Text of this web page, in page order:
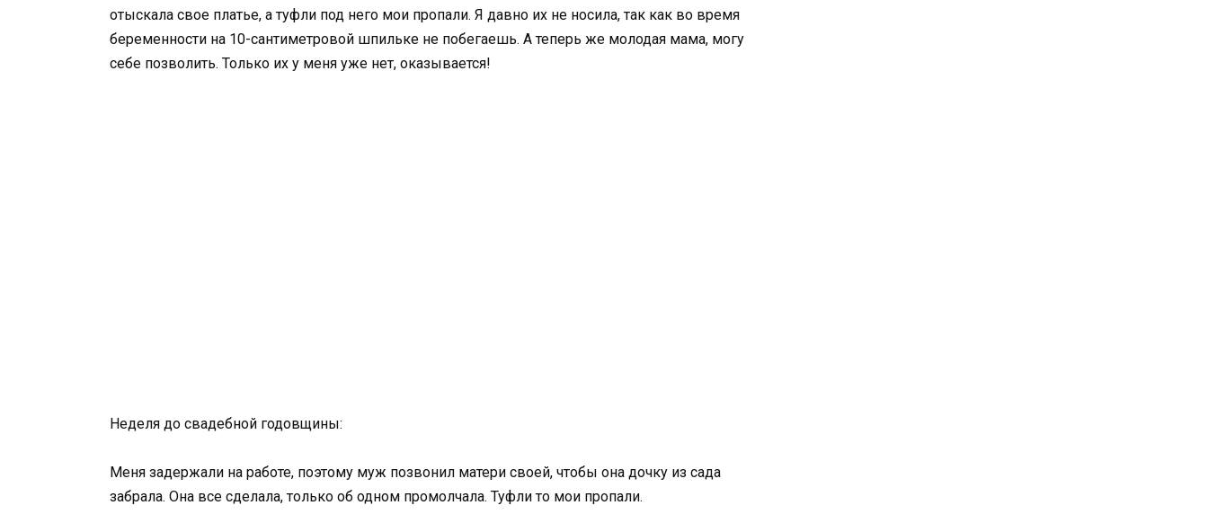
отыскала свое платье, а туфли под него мои пропали. Я давно их не носила, так как во время
беременности на 10-сантиметровой шпильке не побегаешь. А теперь же молодая мама, могу
себе позволить. Только их у меня уже нет, оказывается!
Неделя до свадебной годовщины:
Меня задержали на работе, поэтому муж позвонил матери своей, чтобы она дочку из сада
забрала. Она все сделала, только об одном промолчала. Туфли то мои пропали.